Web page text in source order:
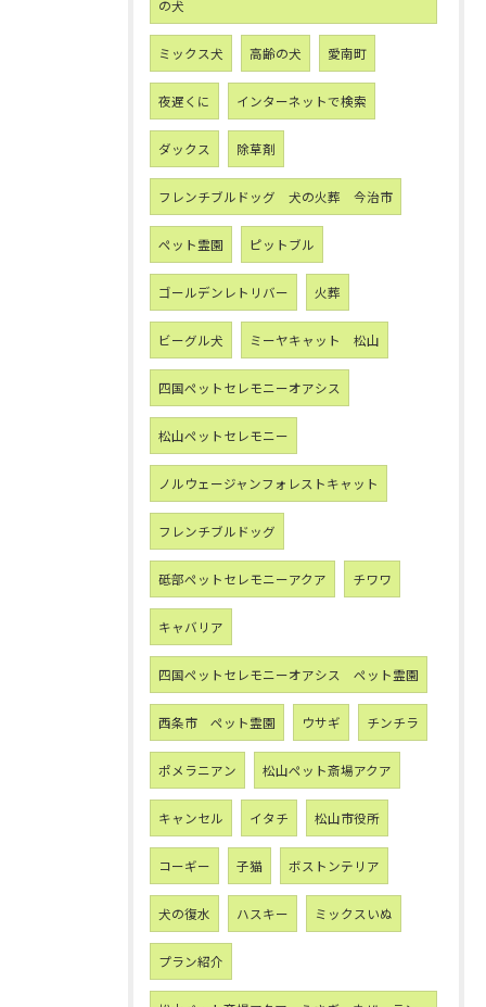
の犬
ミックス犬 高齢の犬 愛南町
夜遅くに インターネットで検索
ダックス 除草剤
フレンチブルドッグ 犬の火葬 今治市
ペット霊園 ピットブル
ゴールデンレトリバー 火葬
ビーグル犬 ミーヤキャット 松山
四国ペットセレモニーオアシス
松山ペットセレモニー
ノルウェージャンフォレストキャット
フレンチブルドッグ
砥部ペットセレモニーアクア チワワ
キャバリア
四国ペットセレモニーオアシス ペット霊園
西条市 ペット霊園 ウサギ チンチラ
ポメラニアン 松山ペット斎場アクア
キャンセル イタチ 松山市役所
コーギー 子猫 ボストンテリア
犬の復水 ハスキー ミックスいぬ
プラン紹介